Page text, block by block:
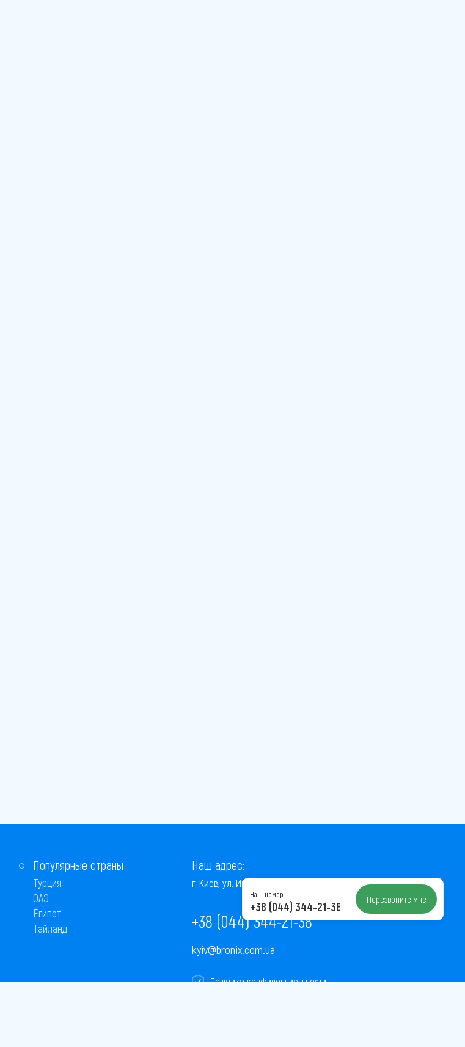
Популярные страны
Турция
ОАЭ
Египет
Тайланд
Наш адрес:
г. Киев, ул. Институтская, 22/7, оф. 41
+38 (044) 344-21-38
kyiv@bronix.com.ua
Политика конфиденциальности
Наш номер:
+38 (044) 344-21-38 Перезвоните мне